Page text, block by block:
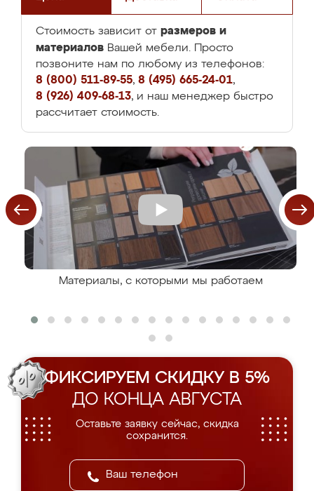
Стоимость зависит от размеров и
материалов Вашей мебели. Просто
позвоните нам по любому из телефонов:
8 (800) 511-89-55, 8 (495) 665-24-01,
8 (926) 409-68-13, и наш менеджер быстро
рассчитает стоимость.
Материалы, с которыми мы работаем
ФИКСИРУЕМ СКИДКУ В 5%
ДО КОНЦА АВГУСТА
Оставьте заявку сейчас, скидка
сохранится.